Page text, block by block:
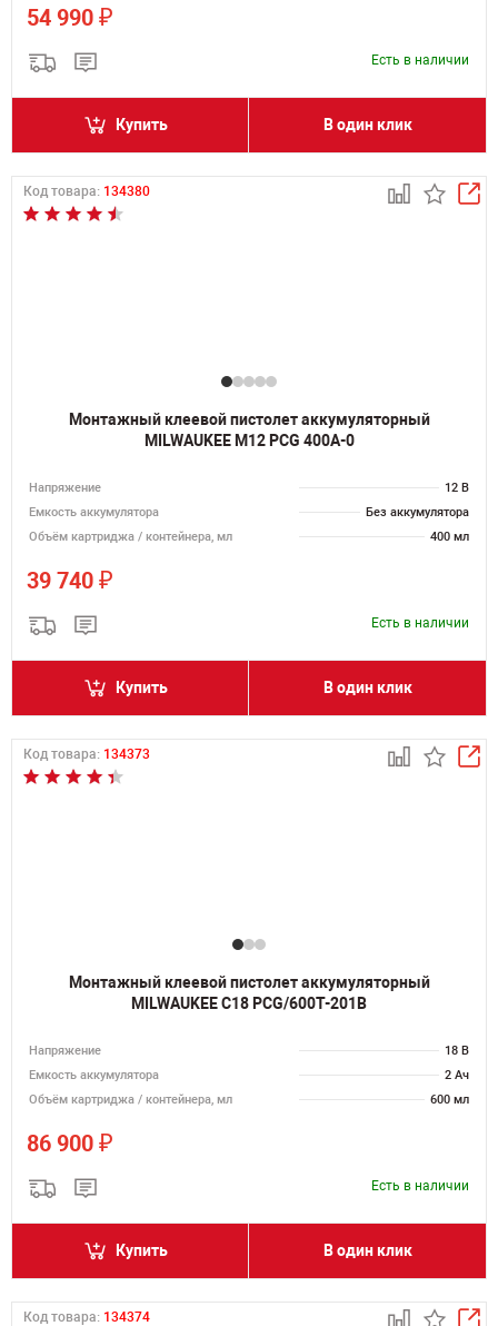
54 990 ₽
Есть в наличии
Купить В один клик
Код товара: 134380
Монтажный клеевой пистолет аккумуляторный
MILWAUKEE M12 PCG 400A-0
Напряжение
12 В
Емкость аккумулятора
Без аккумулятора
Объём картриджа / контейнера, мл
400 мл
39 740 ₽
Есть в наличии
Купить В один клик
Код товара: 134373
Монтажный клеевой пистолет аккумуляторный
MILWAUKEE C18 PCG/600T-201B
Напряжение
18 В
Емкость аккумулятора
2 Ач
Объём картриджа / контейнера, мл
600 мл
86 900 ₽
Есть в наличии
Купить В один клик
Код товара: 134374